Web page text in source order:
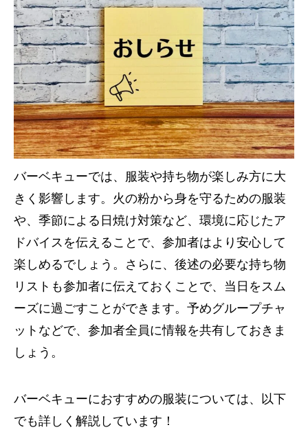
バーベキューでは、服装や持ち物が楽しみ方に大
きく影響します。火の粉から身を守るための服装
や、季節による日焼け対策など、環境に応じたア
ドバイスを伝えることで、参加者はより安心して
楽しめるでしょう。さらに、後述の必要な持ち物
リストも参加者に伝えておくことで、当日をスム
ーズに過ごすことができます。予めグループチャ
ットなどで、参加者全員に情報を共有しておきま
しょう。
バーベキューにおすすめの服装については、以下
でも詳しく解説しています！